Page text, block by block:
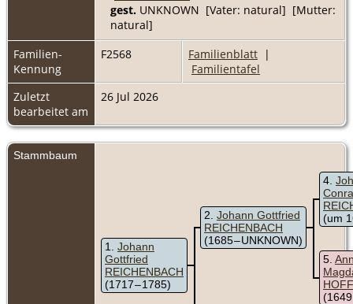
gest. UNKNOWN [Vater: natural] [Mutter:
natural]
Familien-
Kennung
F2568 Familienblatt |
Familientafel
Zuletzt
bearbeitet am
26 Jul 2026
Stammbaum
1
Johann
Gottfried
REICHENBACH
(1717 – 1785)
2 Johann Gottfried
REICHENBACH
(1685 – UNKNOWN)
4
(um
5
(1649